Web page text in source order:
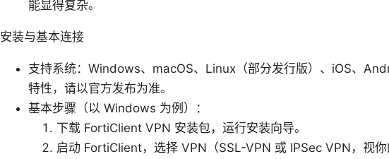
能显得复杂。
安装与基本连接
支持系统：Windows、macOS、Linux（部分发行版）、iOS、
特性，请以官方发布为准。
基本步骤（以 Windows 为例）：
下载 FortiClient VPN 安装包，运行安装向导。
启动 FortiClient，选择 VPN（SSL-VPN 或 IPSec VPN，视你